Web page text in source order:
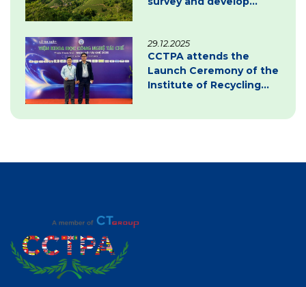
29.12.2025
CCTPA attends the
Launch Ceremony of the
Institute of Recycling